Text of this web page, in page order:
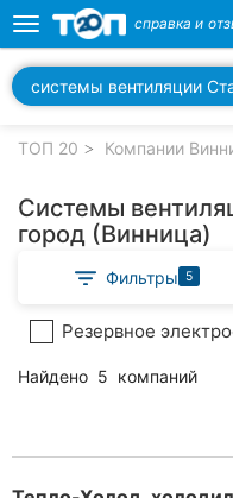
компании
Популярные
рубрики:
Стоматологии
Ветеринарные
Частные
клиники
Toggle
navigation
справка и
системы вентиляции
ТОП 20 Компании
Системы
город (Винница)
Фильтры 5
Резервное
Найдено 5 компаний